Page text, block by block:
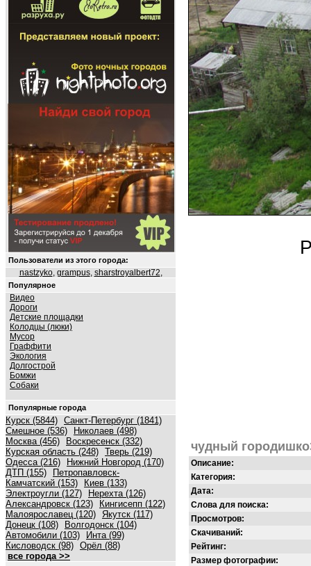
Пользователи из этого города:
nastzyko, grampus, sharstroyalbert72,
Популярное
Видео
Дороги
Детские площадки
Колодцы (люки)
Мусор
Граффити
Экология
Долгострой
Бомжи
Собаки
Популярные города
Курск (5844) Санкт-Петербург (1841)
Смешное (536)
Николаев (498)
Москва (456)
Воскресенск (332)
Курская область (248) Тверь (219)
Одесса (216)
Нижний Новгород (170)
ДТП (155)
Петропавловск-
Камчатский (153)
Киев (133)
Электроугли (127)
Нерехта (126)
Александровск (123)
Кингисепп (122)
Малоярославец (120) Якутск (117)
Донецк (108)
Волгодонск (104)
Автомобили (103)
Инта (99)
Кисловодск (98) Орёл (88)
все города >>
чудный
Описание:
Категория:
Дата:
Слова для поиска:
Просмотров:
Скачиваний:
Рейтинг:
Размер фотографии: